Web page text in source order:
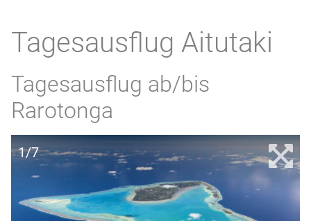
Tagesausflug Aitutaki
Tagesausflug ab/bis
Rarotonga
1/7